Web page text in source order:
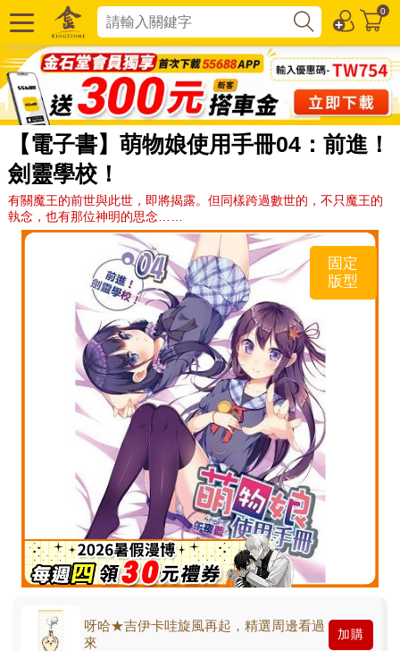
0
【電子書】萌物娘使用手冊04：前進！
劍靈學校！
有關魔王的前世與此世，即將揭露。但同樣跨過數世的，不只魔王的
執念，也有那位神明的思念……
固定
版型
呀哈★吉伊卡哇旋風再起，精選周邊看過
來
加購